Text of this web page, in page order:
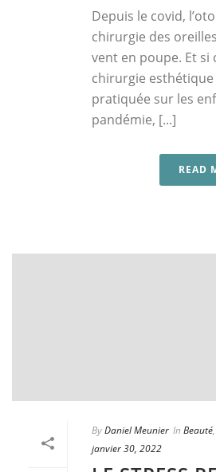
Depuis le covid,
chirurgie des
vent en poupe. Et
chirurgie
pratiquée sur les
pandémie, [...]
READ
ByDaniel Meunier In Beauté,
janvier 30, 2022